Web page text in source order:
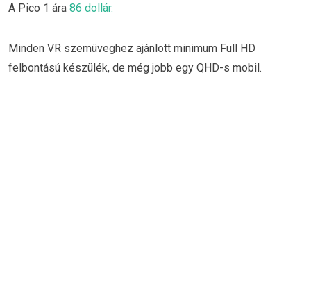
A Pico 1 ára 86 dollár.
Minden VR szemüveghez ajánlott minimum Full HD
felbontású készülék, de még jobb egy QHD-s mobil.